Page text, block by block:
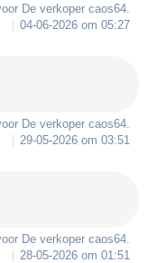
De verkoper caos64
04-06-2026 om 05:27
De verkoper caos64
29-05-2026 om 03:51
De verkoper caos64
28-05-2026 om 01:51